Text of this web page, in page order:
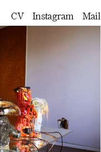
CV Instagram Mail